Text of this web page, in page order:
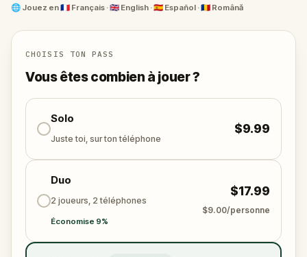
équipe :Pandi, Rocky, Sandy et Zee. Tous
et la ramener à sa place.
Qui a volé la Sensi-Gemme ?
pourra résoudre toutes les énigmes, suivre les
indices, et restaurer les cinq sens avant qu’il ne soit
trop tard ?
🌈 RejointKid Quest
restaurer les cinq sens et trouver la Sensi-
Gemme !
🌐 Jouez en🇫🇷 Français · 🇬🇧 English · 🇪🇸 Español · 🇷🇴 Română
CHOISIS TON PASS
Vous êtes combien à jouer ?
Solo
Juste toi, sur ton téléphone
$9.99
Duo
2 joueurs, 2 téléphones
Économise 9%
$17.99
$9.00/personne